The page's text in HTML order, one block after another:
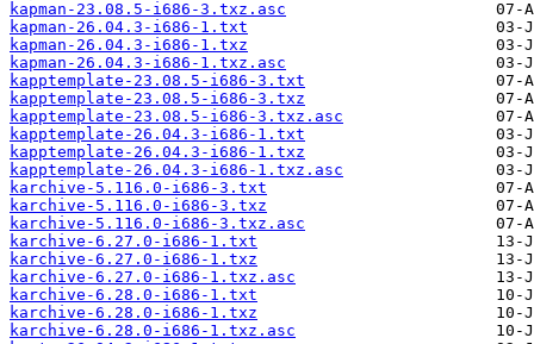
kapman-23.08.5-i686-3.txz.asc
kapman-26.04.3-i686-1.txt
kapman-26.04.3-i686-1.txz
kapman-26.04.3-i686-1.txz.asc
kapptemplate-23.08.5-i686-3.txt
kapptemplate-23.08.5-i686-3.txz
kapptemplate-23.08.5-i686-3.txz.asc
kapptemplate-26.04.3-i686-1.txt
kapptemplate-26.04.3-i686-1.txz
kapptemplate-26.04.3-i686-1.txz.asc
karchive-5.116.0-i686-3.txt
karchive-5.116.0-i686-3.txz
karchive-5.116.0-i686-3.txz.asc
karchive-6.27.0-i686-1.txt
karchive-6.27.0-i686-1.txz
karchive-6.27.0-i686-1.txz.asc
karchive-6.28.0-i686-1.txt
karchive-6.28.0-i686-1.txz
karchive-6.28.0-i686-1.txz.asc